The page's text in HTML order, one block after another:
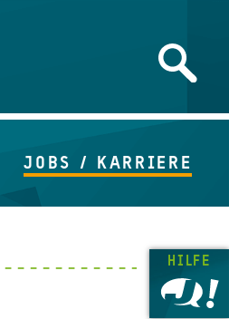
JOBS / KARRIERE
HILFE